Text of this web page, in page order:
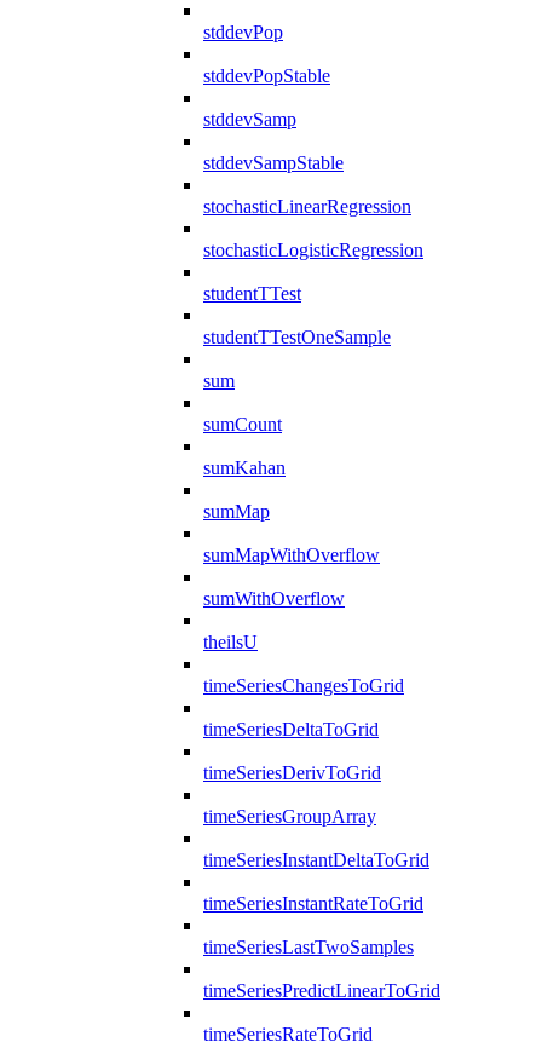
stddevPop
stddevPopStable
stddevSamp
stddevSampStable
stochasticLinearRegression
stochasticLogisticRegression
studentTTest
studentTTestOneSample
sum
sumCount
sumKahan
sumMap
sumMapWithOverflow
sumWithOverflow
theilsU
timeSeriesChangesToGrid
timeSeriesDeltaToGrid
timeSeriesDerivToGrid
timeSeriesGroupArray
timeSeriesInstantDeltaToGrid
timeSeriesInstantRateToGrid
timeSeriesLastTwoSamples
timeSeriesPredictLinearToGrid
timeSeriesRateToGrid